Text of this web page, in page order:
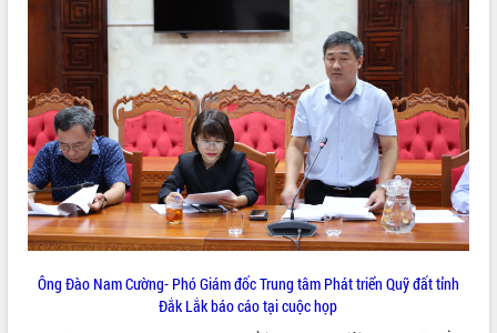
Khám bệnh, cấp phát thuốc miễn phí
và tặng quà người dân xã Cư Pui
Hội nghị UBND tỉnh Đắk Lắk thường kỳ
Ông Đào Nam Cường- Phó Giám đốc Trung tâm Phát triển Quỹ đất tỉnh
Đắk Lắk báo cáo tại cuộc họp